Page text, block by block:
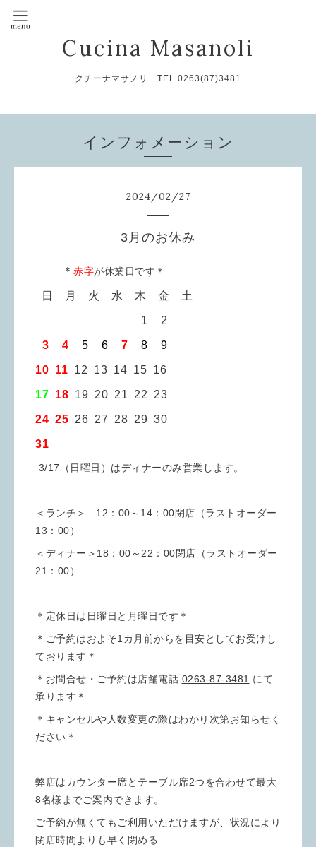
Cucina Masanoli
クチーナマサノリ TEL 0263(87)3481
インフォメーション
2024/02/27
3月のお休み
＊ 赤字が休業日です＊
日 月 火 水 木 金 土
1 2
3 4 5 6 7 8 9
10 11 12 13 14 15 16
17 18 19 20 21 22 23
24 25 26 27 28 29 30
31
3/17（日曜日）はディナーのみ営業します。
＜ランチ＞ 12：00～14：00閉店（ラストオーダー
13：00）
＜ディナー＞18：00～22：00閉店（ラストオーダー
21：00）
＊定休日は日曜日と月曜日です＊
＊ご予約はおよそ1カ月前からを目安としてお受けし
ております＊
＊お問合せ・ご予約は店舗電話 0263-87-3481 にて
承ります＊
＊キャンセルや人数変更の際はわかり次第お知らせく
ださい＊
弊店はカウンター席とテーブル席2つを合わせて最大
8名様までご案内できます。
ご予約が無くてもご利用いただけますが、状況により
閉店時間よりも早く閉める